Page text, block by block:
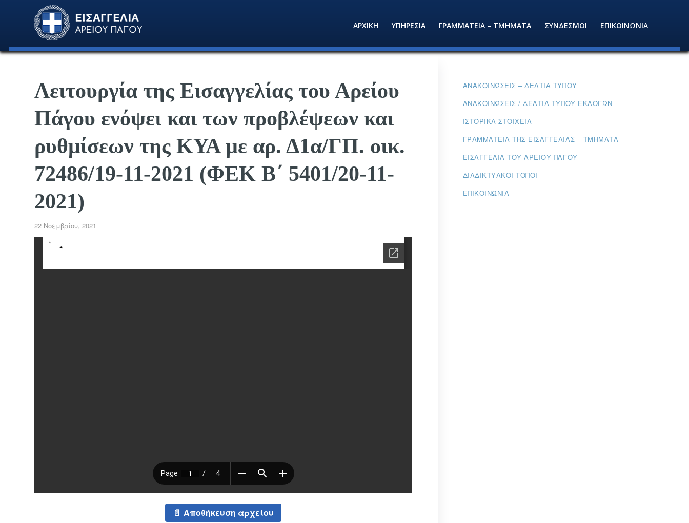
ΑΡΧΙΚΗ ΥΠΗΡΕΣΙΑ ΓΡΑΜΜΑΤΕΙΑ – ΤΜΗΜΑΤΑ ΣΥΝΔΕΣΜΟΙ ΕΠΙΚΟΙΝΩΝΙΑ
Λειτουργία της Εισαγγελίας του Αρείου
Πάγου ενόψει και των προβλέψεων και
ρυθμίσεων της ΚΥΑ με αρ. Δ1α/ΓΠ. οικ.
72486/19-11-2021 (ΦΕΚ Β΄ 5401/20-11-
2021)
22 Νοεμβρίου, 2021
Αποθήκευση αρχείου
ΑΝΑΚΟΙΝΏΣΕΙΣ – ΔΕΛΤΊΑ ΤΎΠΟΥ
ΑΝΑΚΟΙΝΏΣΕΙΣ / ΔΕΛΤΊΑ ΤΎΠΟΥ ΕΚΛΟΓΏΝ
ΙΣΤΟΡΙΚΆ ΣΤΟΙΧΕΊΑ
ΓΡΑΜΜΑΤΕΊΑ ΤΗΣ ΕΙΣΑΓΓΕΛΊΑΣ – ΤΜΉΜΑΤΑ
ΕΙΣΑΓΓΕΛΊΑ ΤΟΥ ΑΡΕΊΟΥ ΠΆΓΟΥ
ΔΙΑΔΙΚΤΥΑΚΟΊ ΤΌΠΟΙ
ΕΠΙΚΟΙΝΩΝΊΑ